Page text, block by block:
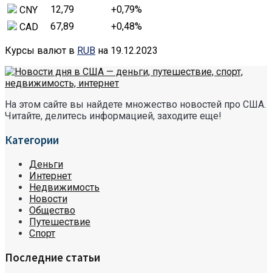
CNY
12,79 +0,79%
CAD
67,89 +0,48%
Курсы валют в RUB на 19.12.2023
На этом сайте вы найдете множество новостей про США.
Читайте, делитесь информацией, заходите еще!
Категории
Деньги
Интернет
Недвижимость
Новости
Общество
Путешествие
Спорт
Последние статьи